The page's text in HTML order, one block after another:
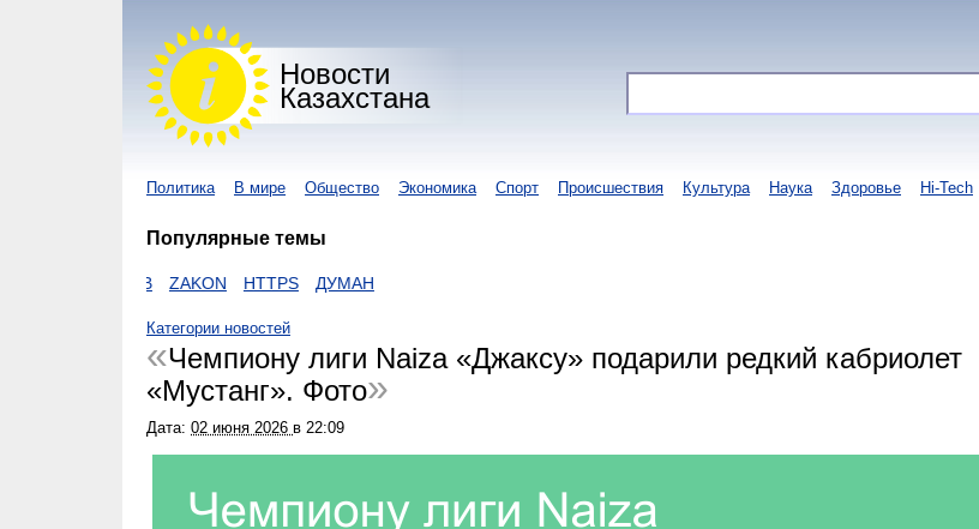
Новости
Казахстана
Политика В мире Общество Экономика Спорт Происшествия Культура Наука Здоровье Hi-Tech
Популярные темы
ZAKON HTTPS ДУМАН
Категории новостей
Чемпиону лиги Naiza «Джаксу» подарили редкий кабриолет
«Мустанг». Фото
Дата: 02 июня 2026 в 22:09